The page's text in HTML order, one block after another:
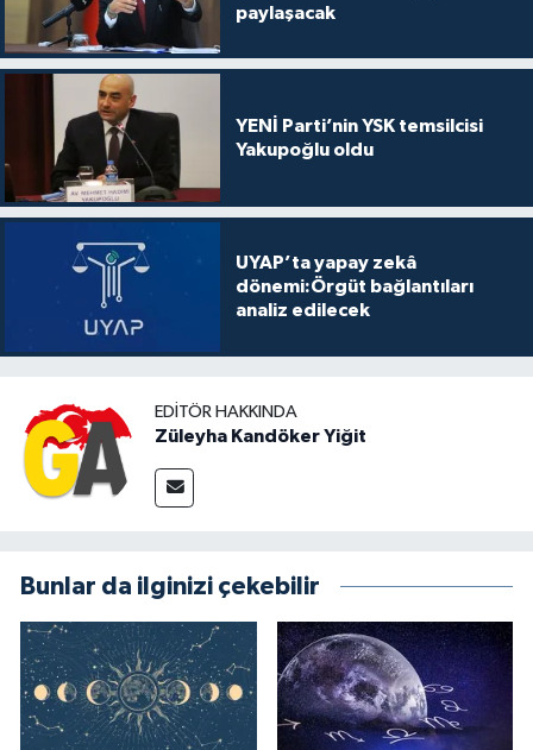
paylaşacak
YENİ Parti’nin YSK temsilcisi
Yakupoğlu oldu
UYAP’ta yapay zekâ
dönemi:Örgüt bağlantıları
analiz edilecek
EDITÖR HAKKINDA
Züleyha Kandöker Yiğit
Bunlar da ilginizi çekebilir